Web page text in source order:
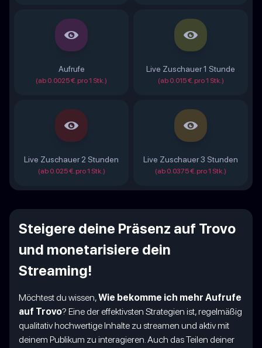
Aufrufe
(ab 0.0025 €. pro 1 Stk.)
Live Zuschauer 1 Stunde
(ab 0.015 €. pro 1 Stk.)
Live Zuschauer 2 Stunden
(ab 0.025 €. pro 1 Stk.)
Live Zuschauer 3 Stunden
(ab 0.0375 €. pro 1 Stk.)
Steigere deine Präsenz auf Trovo
und monetarisiere dein
Streaming!
Möchtest du wissen,Wie bekomme ich mehr Aufrufe
auf Trovo? Eine der effektivsten Strategien ist, regelmäßig
qualitativ hochwertige Inhalte zu streamen und aktiv mit
deinem Publikum zu interagieren. Auch das Teilen deiner